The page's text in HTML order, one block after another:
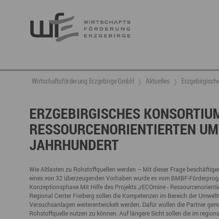
Berufsnachwuchs & Fachkräfte
Partner vernetzen
Talente integrieren
Fachkräfte finden
Nachwuchs finden
Talente finden
Talente binden
Miet- und Veranstaltungsangebote
aktuelle Angebote & Projekte
Projekte
Wirtschaftsservice
Berufsnachwuchs & Fachkräfte
Gründung, Förderung und Investition
Innovation- und Technologietransfer
Gründer- & Dienstleistungszentrum (GDZ)
Annaberg
Neuigkeiten
Veranstaltungen
Ansprechpartner & Kontakt
DGE
Wirtschaftsförderung Erzgebirge GmbH Aktuelles
ERZGEBIRGISCHES
RESSOURCENORIENTIERTEN
JAHRHUNDERT
Wie Altlasten zu Rohstoffquellen werden – Mit dieser Frage
eines von 32 überzeugenden Vorhaben wurde es vom BMBF-
Konzeptionsphase.Mit Hilfe des Projekts „rECOmine -
Regional Center Freiberg sollen die Kompetenzen im Bereich der
Versuchsanlagen weiterentwickelt werden. Dafür wollen die Partner
Rohstoffquelle nutzen zu können. Auf längere Sicht sollen die im